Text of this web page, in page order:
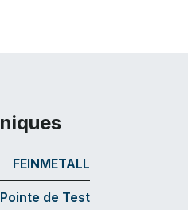
FEINMETALL
Pointe de Test